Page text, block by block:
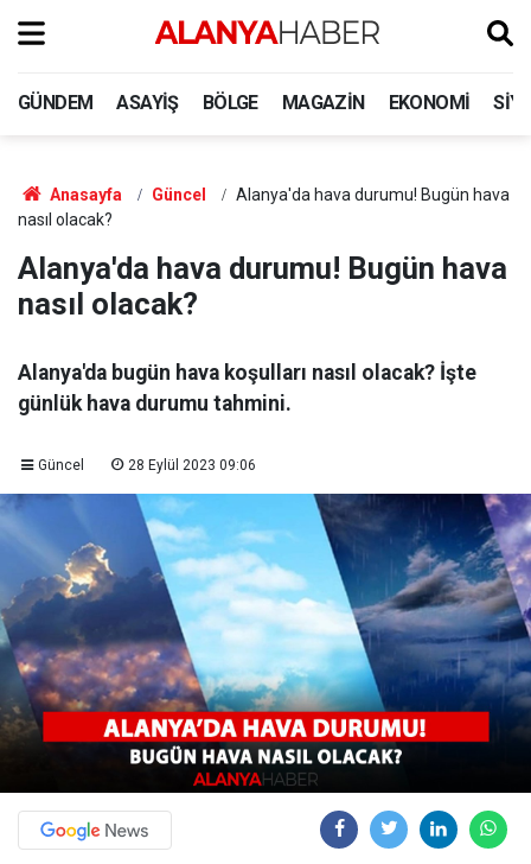
GÜNDEM ASAYIŞ BÖLGE MAGAZIN EKONOMI
Anasayfa Güncel
Alanya'da hava durumu! Bugün hava
nasıl olacak?
Alanya'da hava durumu! Bugün hava
nasıl olacak?
Alanya'da bugün hava koşulları nasıl olacak? İşte
günlük hava durumu tahmini.
Güncel 28 Eylül 2023 09:06